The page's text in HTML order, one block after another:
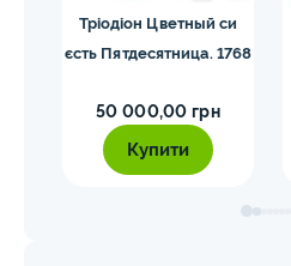
Тріодіон Цветный си
єсть Пятдесятница. 1768
50 000,00 грн
Купити